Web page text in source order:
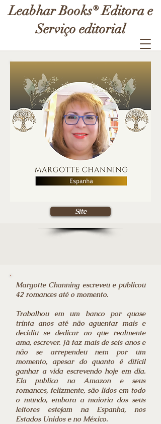
Leabhar Books® Editora e
Serviço editorial
Site
Margotte Channing escreveu e publicou
42 romances até o momento.
Trabalhou em um banco por quase
trinta anos até não aguentar mais e
decidiu se dedicar ao que realmente
ama, escrever. Já faz mais de seis anos e
não se arrependeu nem por um
momento, apesar do quanto é difícil
ganhar a vida escrevendo hoje em dia.
Ela publica na Amazon e seus
romances, felizmente, são lidos em todo
o mundo, embora a maioria dos seus
leitores estejam na Espanha, nos
Estados Unidos e no México.